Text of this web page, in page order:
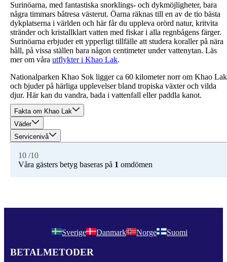
Surinöarna, med fantastiska snorklings- och dykmöjligheter, bara
några timmars båtresa västerut. Öarna räknas till en av de tio bästa
dykplatserna i världen och här får du uppleva orörd natur, kritvita
stränder och kristallklart vatten med fiskar i alla regnbågens färger.
Surinöarna erbjuder ett ypperligt tillfälle att studera koraller på nära
håll, på vissa ställen bara någon centimeter under vattenytan. Läs
mer om våra utflykter i Khao Lak.
Nationalparken Khao Sok ligger ca 60 kilometer norr om Khao Lak
och bjuder på härliga upplevelser bland tropiska växter och vilda
djur. Här kan du vandra, bada i vattenfall eller paddla kanot.
Fakta om Khao Lak
Väder
Servicenivå
10 /10
Våra gästers betyg baseras på 1 omdömen
Sverige Danmark Norge Suomi
BETALMETODER